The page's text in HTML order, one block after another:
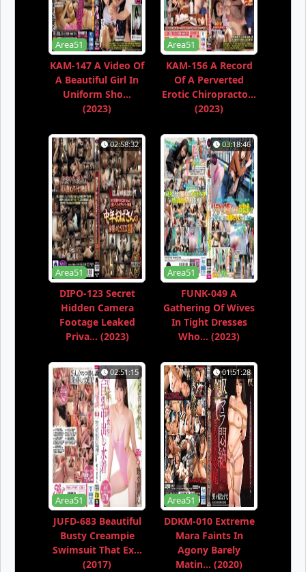
Area51
KAM-147 A Video Of
A Beautiful Girl In
Uniform Sho...
(2023)
Area51
KAM-156 A Record
Of A Perverted
Erotic Chiropracto...
(2023)
02:58:32
Area51
DIPO-123 Secret
Hidden Camera
Footage Leaked
Priva... (2023)
03:18:46
Area51
FUNK-049 A
Gathering Of Wives
In Tight Dresses
Who... (2023)
02:51:15
Area51
JUFD-683 Beautiful
Busty Creampie
Swimsuit That Ex...
(2017)
01:51:28
Area51
DDKM-010 Extreme
Mara Faints In
Agony Barely
Matin... (2020)